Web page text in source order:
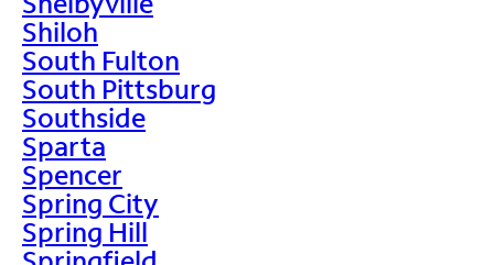
Shiloh
South Fulton
South Pittsburg
Southside
Sparta
Spencer
Spring City
Spring Hill